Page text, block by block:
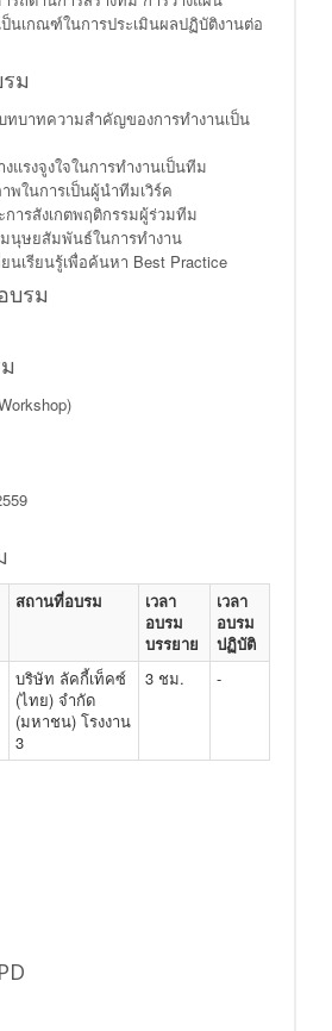
นเกณฑ์ในการประเมินผลปฏิบัติงานต่อ
ม
บาทความสำคัญของการทำงานเป็น
รงจูงใจในการทำงานเป็นทีม
ในการเป็นผู้นำทีมเวิร์ค
ารสังเกตพฤติกรรมผู้ร่วมทีม
ษยสัมพันธ์ในการทำงาน
เรียนรู้เพื่อค้นหา Best Practice
บรม
สถานที่อบรม
เวลา
อบรม
บรรยาย
เวลา
อบรม
ปฏิบัติ
บริษัท ลัคกี้เท็คซ์
(ไทย) จำกัด
(มหาชน) โรงงาน
3
3 ชม. -